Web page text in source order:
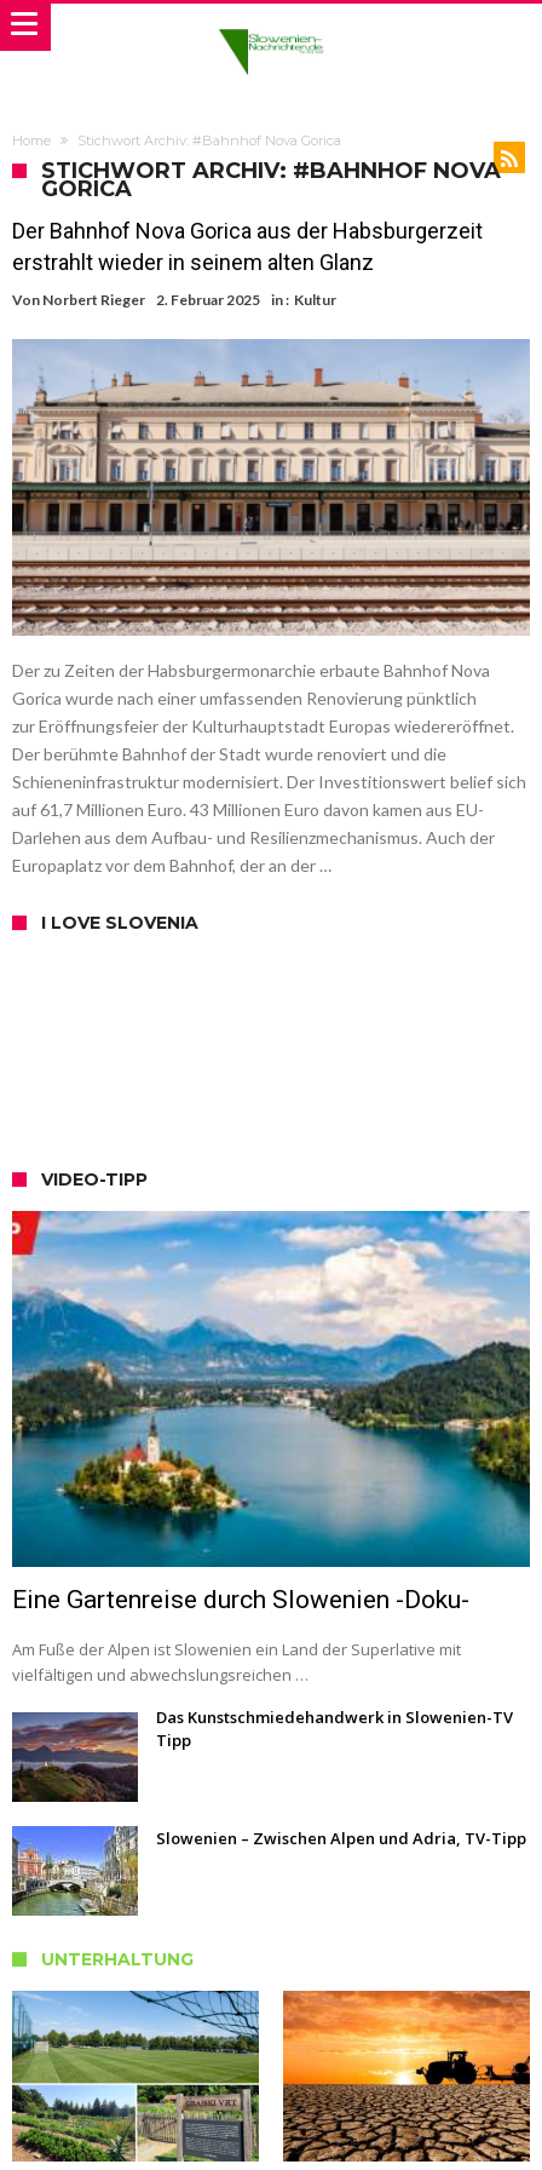
Home Stichwort Archiv: #Bahnhof Nova Gorica
STICHWORT ARCHIV: #BAHNHOF NOVA
GORICA
Der Bahnhof Nova Gorica aus der Habsburgerzeit
erstrahlt wieder in seinem alten Glanz
Von Norbert Rieger 2. Februar 2025 in : Kultur
Der zu Zeiten der Habsburgermonarchie erbaute Bahnhof Nova
Gorica wurde nach einer umfassenden Renovierung pünktlich
zur Eröffnungsfeier der Kulturhauptstadt Europas wiedereröffnet.
Der berühmte Bahnhof der Stadt wurde renoviert und die
Schieneninfrastruktur modernisiert. Der Investitionswert belief sich
auf 61,7 Millionen Euro. 43 Millionen Euro davon kamen aus EU-
Darlehen aus dem Aufbau- und Resilienzmechanismus. Auch der
Europaplatz vor dem Bahnhof, der an der …
I LOVE SLOVENIA
VIDEO-TIPP
Eine Gartenreise durch Slowenien -Doku-
Am Fuße der Alpen ist Slowenien ein Land der Superlative mit
vielfältigen und abwechslungsreichen …
Das Kunstschmiedehandwerk in Slowenien-TV
Tipp
Slowenien – Zwischen Alpen und Adria, TV-Tipp
UNTERHALTUNG